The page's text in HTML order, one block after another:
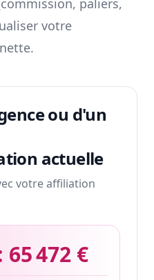
paliers,
votre
ou d'un
actuelle
votre affiliation
65 472 €